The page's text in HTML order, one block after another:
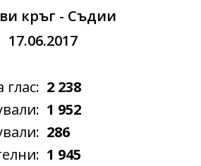
кръг - Съдии
17.06.2017
2 238
1 952
286
1 945